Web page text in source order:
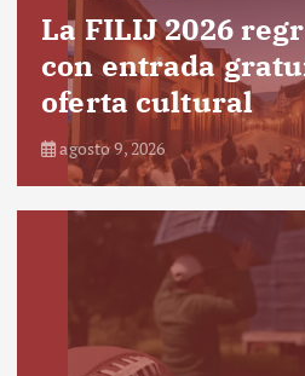
La FILIJ 2026
con entrada
oferta cultural
agosto 9, 2026